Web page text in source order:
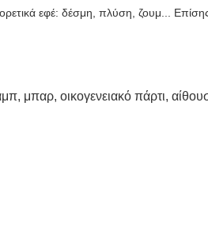
εφέ: δέσμη, πλύση, ζουμ...
μπαρ, οικογενειακό πάρτι,